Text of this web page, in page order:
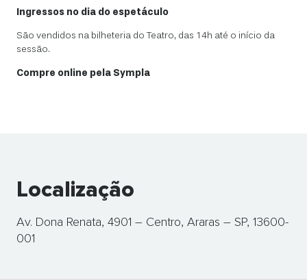
Ingressos no dia do espetáculo
São vendidos na bilheteria do Teatro, das 14h até o início da
sessão.
Compre online pela Sympla
Localização
Av. Dona Renata, 4901 – Centro, Araras – SP, 13600-
001